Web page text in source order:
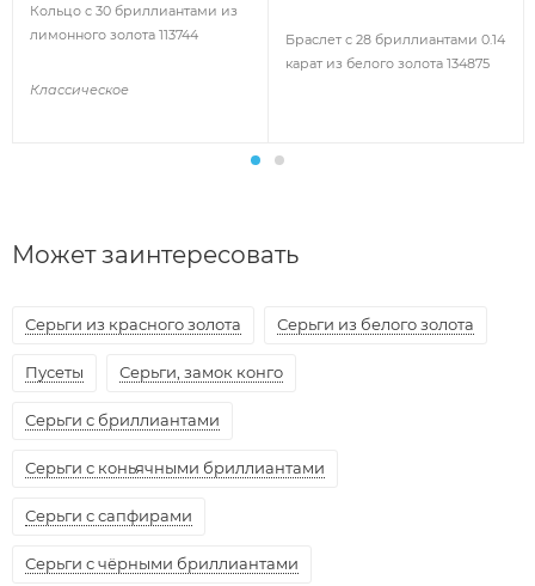
Кольцо с 30 бриллиантами из
лимонного золота 113744
Классическое
Браслет с 28 бриллиантами 0.14
карат из белого золота 134875
Может заинтересовать
Серьги из красного золота Серьги из белого золота
Пусеты Серьги, замок конго
Серьги с бриллиантами
Серьги с коньячными бриллиантами
Серьги с сапфирами
Серьги с чёрными бриллиантами